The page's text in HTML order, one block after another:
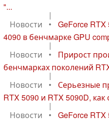
"...
|
Новости
•
GeForce
4090 в бенчмарке GPU
|
Новости
•
Прирост
бенчмарках поколений
|
Новости
•
Серьезные
RTX 5090 и RTX 5090D,
|
Новости
•
GeForce RTX